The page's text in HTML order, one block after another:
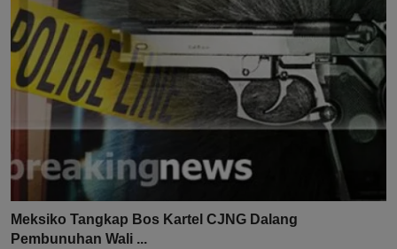
Meksiko Tangkap Bos Kartel CJNG Dalang
Pembunuhan Wali ...